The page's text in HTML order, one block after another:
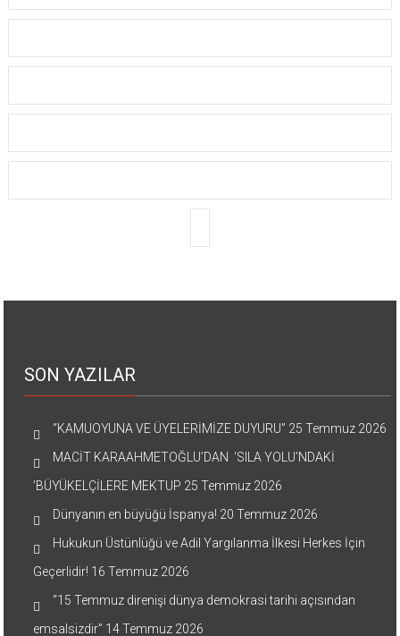
SON YAZILAR
“KAMUOYUNA VE ÜYELERİMİZE DUYURU” 25 Temmuz 2026
MACİT KARAAHMETOĞLU’DAN ‘SILA YOLU’NDAKİ
’BÜYÜKELÇİLERE MEKTUP 25 Temmuz 2026
Dünyanın en büyüğü İspanya! 20 Temmuz 2026
Hukukun Üstünlüğü ve Adil Yargılanma İlkesi Herkes İçin
Geçerlidir! 16 Temmuz 2026
“15 Temmuz direnişi dünya demokrasi tarihi açısından
emsalsizdir” 14 Temmuz 2026